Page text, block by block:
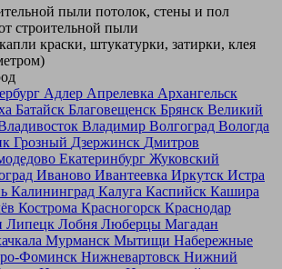
пыли потолок, стены и пол
строительной пыли
краски, штукатурки, затирки, клея
Адлер Апрелевка Архангельск
Батайск Благовещенск Брянск Великий
Владимир Волгоград Вологда
Грозный Дзержинск Дмитров
Екатеринбург Жуковский
Иваново Ивантеевка Иркутск Истра
Калининград Калуга Каспийск Кашира
Кострома Красногорск Краснодар
Липецк Лобня Люберцы Магадан
Мурманск Мытищи Набережные
Фоминск Нижневартовск Нижний